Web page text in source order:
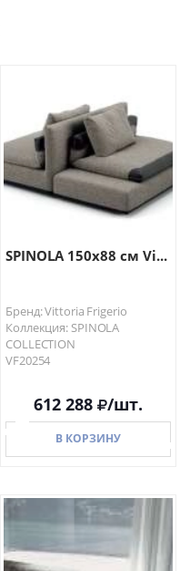
SPINOLA 150х88 см Vi...
Бренд: Vittoria Frigerio
Коллекция: SPINOLA
COLLECTION
VF20254
612 288 /шт.
В КОРЗИНУ